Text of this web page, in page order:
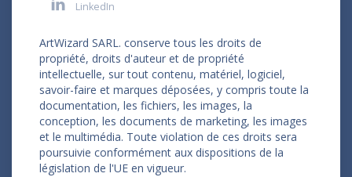
LinkedIn
ArtWizard SARL. conserve tous les droits de
propriété, droits d'auteur et de propriété
intellectuelle, sur tout contenu, matériel, logiciel,
savoir-faire et marques déposées, y compris toute la
documentation, les fichiers, les images, la
conception, les documents de marketing, les images
et le multimédia. Toute violation de ces droits sera
poursuivie conformément aux dispositions de la
législation de l'UE en vigueur.